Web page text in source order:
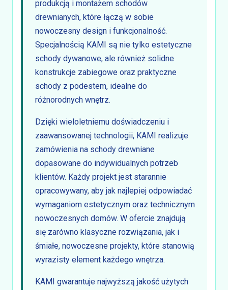
produkcją i montażem schodów
drewnianych, które łączą w sobie
nowoczesny design i funkcjonalność.
Specjalnością KAMI są nie tylko estetyczne
schody dywanowe, ale również solidne
konstrukcje zabiegowe oraz praktyczne
schody z podestem, idealne do
różnorodnych wnętrz.
Dzięki wieloletniemu doświadczeniu i
zaawansowanej technologii, KAMI realizuje
zamówienia na schody drewniane
dopasowane do indywidualnych potrzeb
klientów. Każdy projekt jest starannie
opracowywany, aby jak najlepiej odpowiadać
wymaganiom estetycznym oraz technicznym
nowoczesnych domów. W ofercie znajdują
się zarówno klasyczne rozwiązania, jak i
śmiałe, nowoczesne projekty, które stanowią
wyrazisty element każdego wnętrza.
KAMI gwarantuje najwyższą jakość użytych